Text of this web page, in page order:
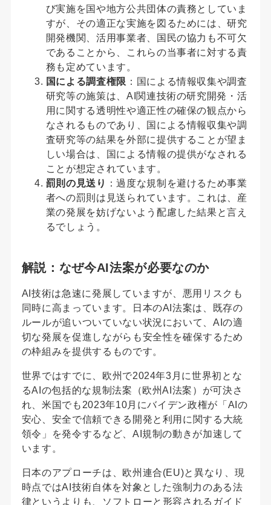
び実施を国や地方公共団体の責務としていま
すが、その適正な実施を図るためには、研究
開発機関、活用事業者、国民の協力も不可欠
であることから、これらの当事者に対する責
務も定めています。
国による調査権限 ：国による情報収集や調査
研究等の施策は、AI関連技術の研究開発・活
用に関する透明性や適正性の確保の観点から
なされるものであり、国による情報収集や調
査研究等の結果を外部に提供することが望ま
しい場合は、国による情報の提供がなされる
ことが想定されています。
罰則の見送り
：過度な規制を避けるため事業
者への罰則は見送られています。これは、産
業の発展を妨げないよう配慮した結果と言え
るでしょう。
解説：なぜ今AI法案が必要なのか
AI技術は急速に発展していますが、悪用リスクも
同時に高まっています。日本のAI法案は、既存の
ルールが追いついていない状況において、AIの適
切な発展を促進しながらも安全性を確保するため
の枠組みを提供するものです。
世界ではすでに、欧州で2024年3月に世界初とな
るAIの包括的な規制法案（欧州AI法案）が可決さ
れ、米国でも2023年10月にバイデン政権が「AIの
安心、安全で信頼できる開発と利用に関する大統
領令」を発令するなど、AI規制の動きが加速して
います。
日本のアプローチは、欧州連合(EU)と異なり、現
時点ではAI技術自体を対象とした強制力のある法
律というよりも、ソフトローと形容されるガイド